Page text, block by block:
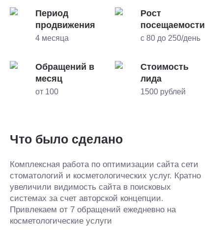
Период
продвижения
4 месяца
Рост
посещаемости
с 80 до 250/день
Обращений в
месяц
от 100
Стоимость
лида
1500 рублей
Что было сделано
Комплексная работа по оптимизации сайта сети
стоматологий и косметологических услуг. Кратно
увеличили видимость сайта в поисковых
системах за счет авторской концепции.
Привлекаем от 7 обращений ежедневно на
косметологические услуги